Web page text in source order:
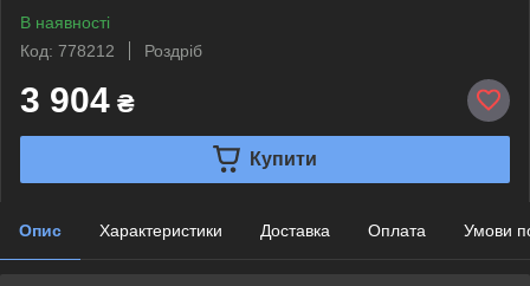
В наявності
Код: 778212
Роздріб
3 904 ₴
Купити
Опис Характеристики Доставка Оплата Умови